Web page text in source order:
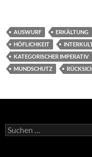
AUSWURF ERKÄLTUNG
HÖFLICHKEIT
KATEGORISCHER IMPERATIV
MUNDSCHUTZ
Suchen
nach: